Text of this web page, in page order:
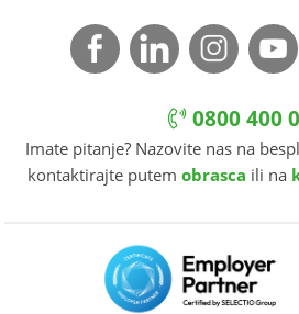
0800 400
Imate pitanje? Nazovite nas na
kontaktirajte putem obrasca ili na